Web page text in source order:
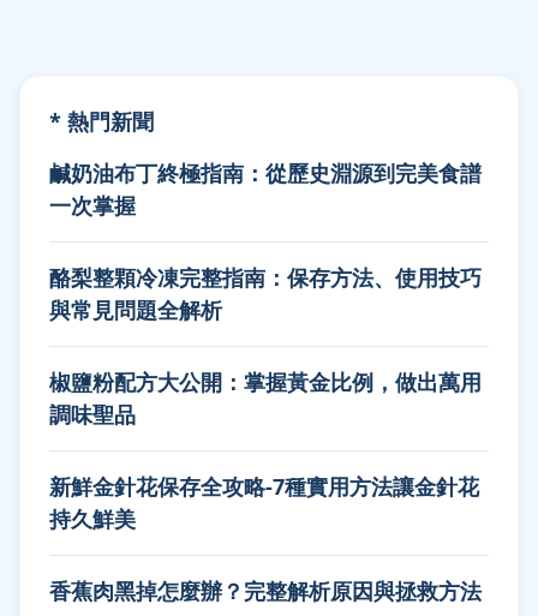
* 熱門新聞
鹹奶油布丁終極指南：從歷史淵源到完美食譜
一次掌握
酪梨整顆冷凍完整指南：保存方法、使用技巧
與常見問題全解析
椒鹽粉配方大公開：掌握黃金比例，做出萬用
調味聖品
新鮮金針花保存全攻略-7種實用方法讓金針花
持久鮮美
香蕉肉黑掉怎麼辦？完整解析原因與拯救方法